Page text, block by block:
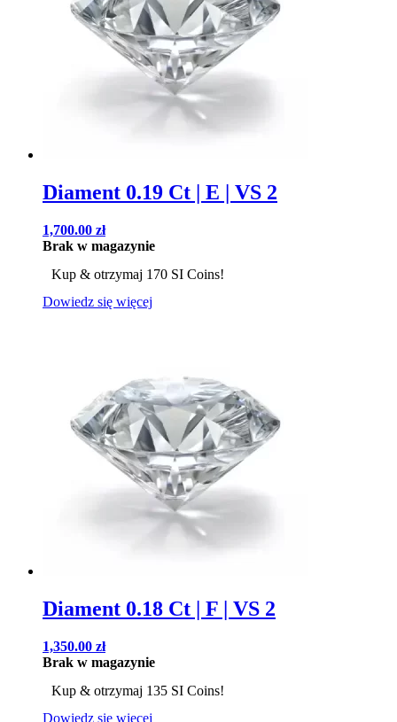
Diament 0.19 Ct | E | VS 2
1,700.00 zł
Brak w magazynie
Kup & otrzymaj 170 SI Coins!
Dowiedz się więcej
Diament 0.18 Ct | F | VS 2
1,350.00 zł
Brak w magazynie
Kup & otrzymaj 135 SI Coins!
Dowiedz się więcej